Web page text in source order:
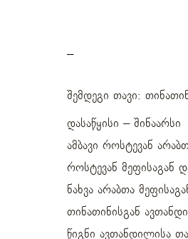
–
შემდეგი თავი:
დასაწყისი – შინაარსი
ამბავი როსტევან
როსტევან მეფისაგან
ნახვა არაბთა
თინათინისგან
წიგნი ავთანდილისა